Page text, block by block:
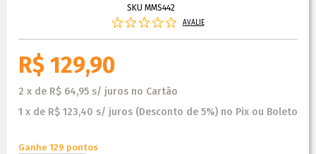
SKU MMS442
AVALIE
R$ 129,90
2 x de R$ 64,95 s/ juros no Cartão
1 x de R$ 123,40 s/ juros (Desconto de 5%) no Pix ou Boleto
Ganhe 129 pontos